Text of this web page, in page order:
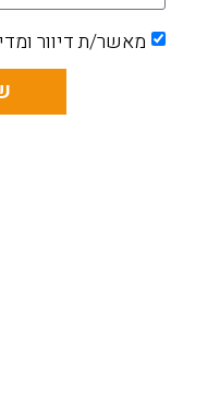
מאשר/ת דיוור